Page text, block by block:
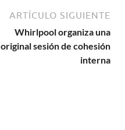
ARTÍCULO SIGUIENTE
Whirlpool organiza una
original sesión de cohesión
interna